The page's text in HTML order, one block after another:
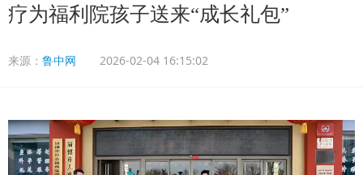
疗为福利院孩子送来“成长礼包”
来源： 鲁中网 2026-02-04 16:15:02